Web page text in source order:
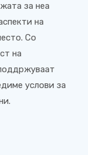
за неа
на
Со
на
услови за